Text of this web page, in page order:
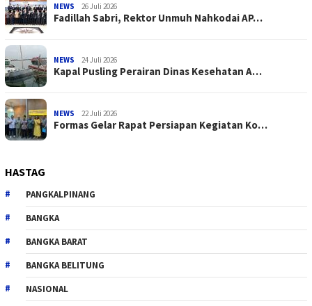
NEWS 26 Juli 2026
Fadillah Sabri, Rektor Unmuh Nahkodai AP…
NEWS 24 Juli 2026
Kapal Pusling Perairan Dinas Kesehatan A…
NEWS 22 Juli 2026
Formas Gelar Rapat Persiapan Kegiatan Ko…
HASTAG
PANGKALPINANG
BANGKA
BANGKA BARAT
BANGKA BELITUNG
NASIONAL